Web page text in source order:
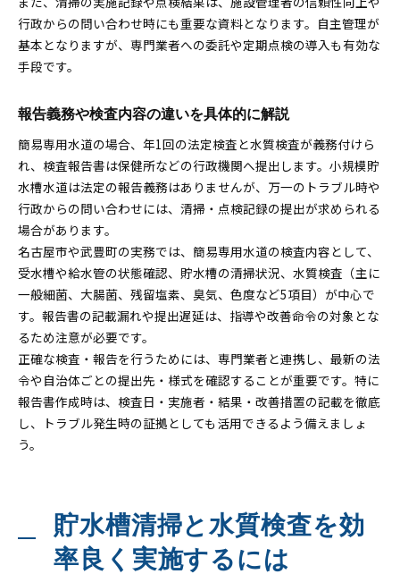
行政からの問い合わせ時にも重要な資料となります。自主管理が
基本となりますが、専門業者への委託や定期点検の導入も有効な
手段です。
報告義務や検査内容の違いを具体的に解説
簡易専用水道の場合、年1回の法定検査と水質検査が義務付けら
れ、検査報告書は保健所などの行政機関へ提出します。小規模貯
水槽水道は法定の報告義務はありませんが、万一のトラブル時や
行政からの問い合わせには、清掃・点検記録の提出が求められる
場合があります。
名古屋市や武豊町の実務では、簡易専用水道の検査内容として、
受水槽や給水管の状態確認、貯水槽の清掃状況、水質検査（主に
一般細菌、大腸菌、残留塩素、臭気、色度など5項目）が中心で
す。報告書の記載漏れや提出遅延は、指導や改善命令の対象とな
るため注意が必要です。
正確な検査・報告を行うためには、専門業者と連携し、最新の法
令や自治体ごとの提出先・様式を確認することが重要です。特に
報告書作成時は、検査日・実施者・結果・改善措置の記載を徹底
し、トラブル発生時の証拠としても活用できるよう備えましょ
う。
貯水槽清掃と水質検査を効
率良く実施するには